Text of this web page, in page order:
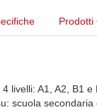
Prodotti
livelli: A1, A2, B1
scuola